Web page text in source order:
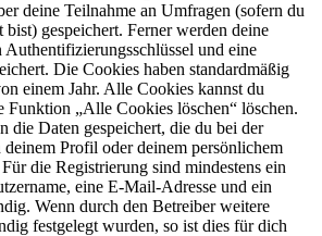
deine Teilnahme an Umfragen (sofern du
bist) gespeichert. Ferner werden deine
und eine
Die Cookies haben standardmäßig
einem Jahr. Alle Cookies kannst du
Funktion „Alle Cookies löschen“ löschen.
die Daten gespeichert, die du bei der
Profil oder deinem persönlichem
die Registrierung sind mindestens ein
eine E-Mail-Adresse und ein
Wenn durch den Betreiber weitere
festgelegt wurden, so ist dies für dich